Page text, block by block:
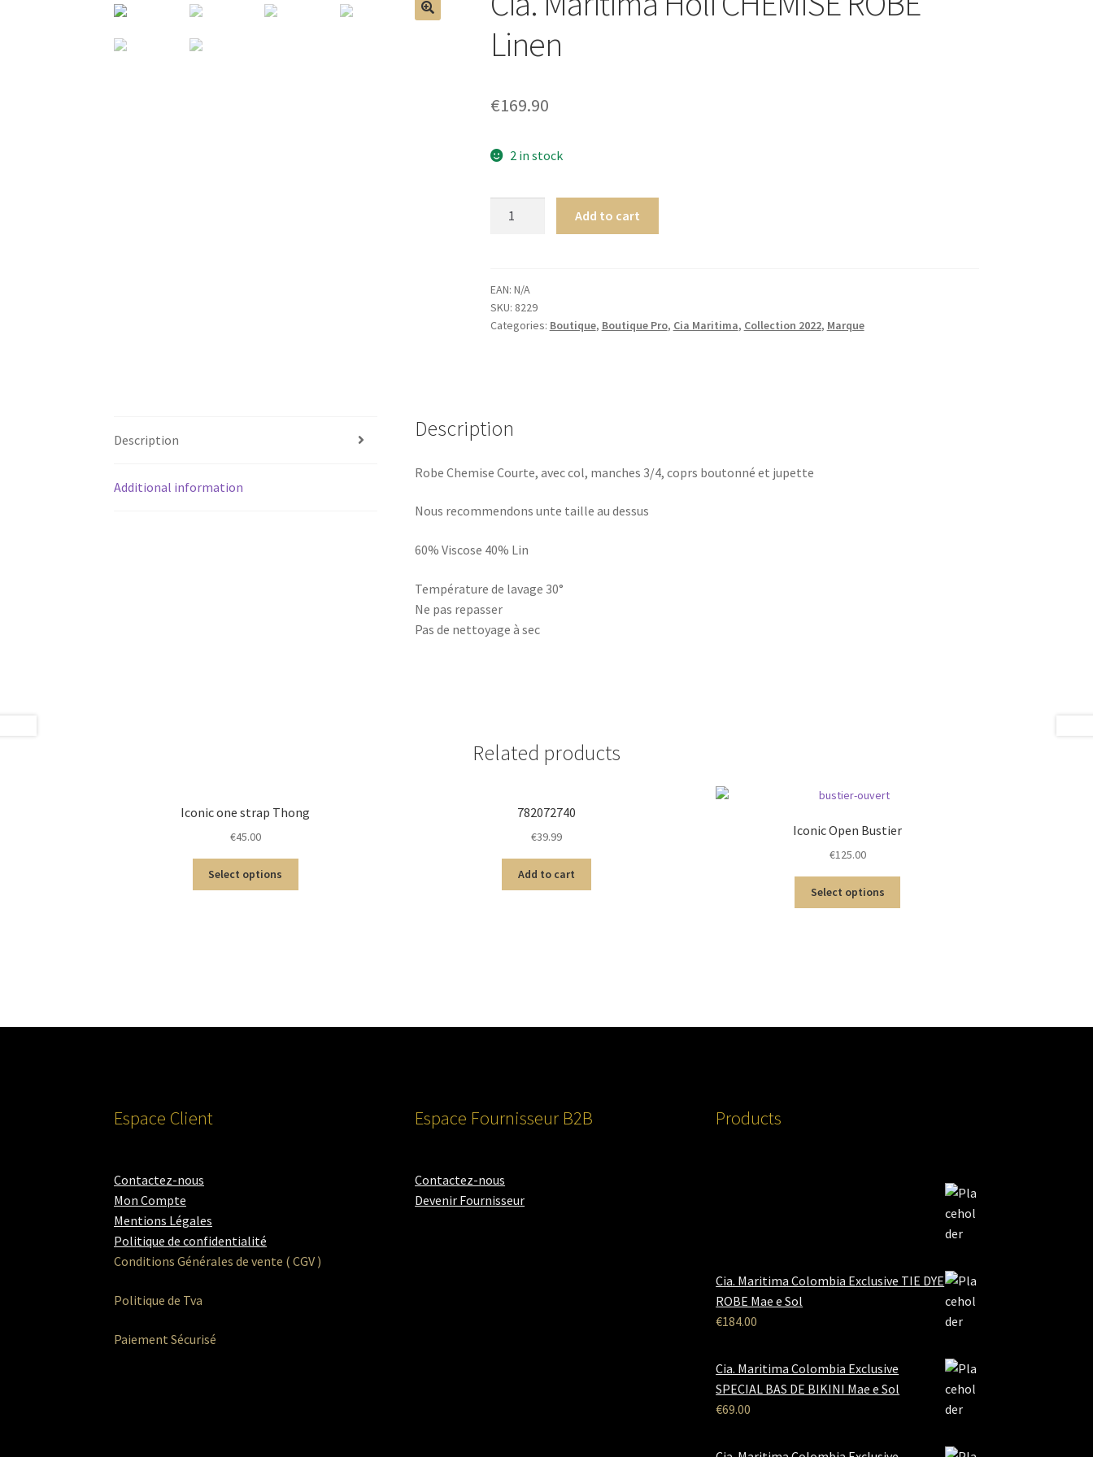
Linen
€169.90
2 in stock
ROBE
Linen
quantity
Add to cart
EAN: N/A
SKU: 8229
Categories: Boutique, Boutique Pro, Cia Maritima, Collection 2022, Marque
Description
Additional information
Description
Robe Chemise Courte, avec col, manches 3/4, coprs boutonné et jupette
Nous recommendons unte taille au dessus
60% Viscose 40% Lin
Température de lavage 30°
Ne pas repasser
Pas de nettoyage à sec
Related products
Iconic one strap Thong
€45.00
Select options
782072740
€39.99
Add to cart
Iconic Open Bustier
€125.00
Select options
Espace Client
Contactez-nous
Mon Compte
Mentions Légales
Politique de confidentialité
Conditions Générales de vente ( CGV )
Politique de Tva
Paiement Sécurisé
Espace Fournisseur B2B
Contactez-nous
Devenir Fournisseur
Products
Cia. Maritima Colombia Exclusive TIE DYE
ROBE Mae e Sol
€184.00
Cia. Maritima Colombia Exclusive
SPECIAL BAS DE BIKINI Mae e Sol
€69.00